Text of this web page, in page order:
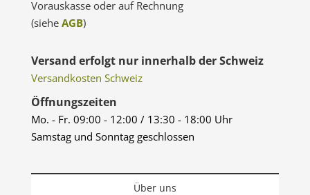
Vorauskasse oder auf Rechnung
(siehe AGB)
Versand erfolgt nur innerhalb der Schweiz
Versandkosten Schweiz
Öffnungszeiten
Mo. - Fr. 09:00 - 12:00 / 13:30 - 18:00 Uhr
Samstag und Sonntag geschlossen
Über uns